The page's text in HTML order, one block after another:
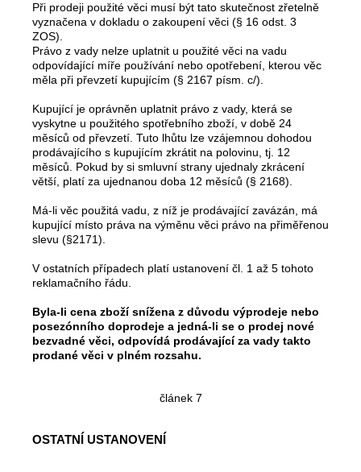
Při prodeji použité věci musí být tato skutečnost zřetelně
vyznačena v dokladu o zakoupení věci (§ 16 odst. 3
ZOS).
Právo z vady nelze uplatnit u použité věci na vadu
odpovídající míře používání nebo opotřebení, kterou věc
měla při převzetí kupujícím (§ 2167 písm. c/).
Kupující je oprávněn uplatnit právo z vady, která se
vyskytne u použitého spotřebního zboží, v době 24
měsíců od převzetí. Tuto lhůtu lze vzájemnou dohodou
prodávajícího s kupujícím zkrátit na polovinu, tj. 12
měsíců. Pokud by si smluvní strany ujednaly zkrácení
větší, platí za ujednanou doba 12 měsíců (§ 2168).
Má-li věc použitá vadu, z níž je prodávající zavázán, má
kupující místo práva na výměnu věci právo na přiměřenou
slevu (§2171).
V ostatních případech platí ustanovení čl. 1 až 5 tohoto
reklamačního řádu.
Byla-li cena zboží snížena z důvodu výprodeje nebo
posezónního doprodeje a jedná-li se o prodej nové
bezvadné věci, odpovídá prodávající za vady takto
prodané věci v plném rozsahu.
článek 7
OSTATNÍ USTANOVENÍ